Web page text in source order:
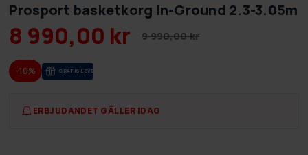
Prosport basketkorg In-Ground 2.3-3.05m
8 990,00 kr 9 990,00 kr
-10% GRA­TIS LE­VE­RANS
ERBJUDANDET GÄLLER IDAG